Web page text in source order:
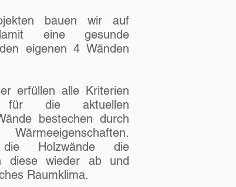
bauen wir auf
eine gesunde
eigenen 4 Wänden
erfüllen alle Kriterien
für die aktuellen
bestechen durch
Holzwände die
diese wieder ab und
Raumklima.